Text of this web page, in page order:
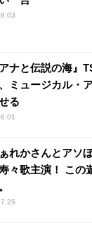
アナと伝説の海』
ミュージカル・
る
ぁれかさんとアソ
々歌主演！ この